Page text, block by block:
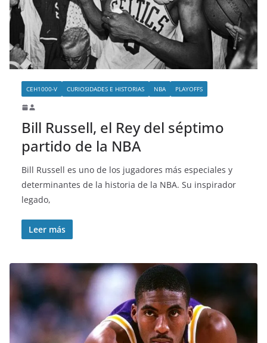
CEH1000-V CURIOSIDADES E HISTORIAS NBA PLAYOFFS
Bill Russell, el Rey del séptimo
partido de la NBA
Bill Russell es uno de los jugadores más especiales y
determinantes de la historia de la NBA. Su inspirador
legado,
Leer más